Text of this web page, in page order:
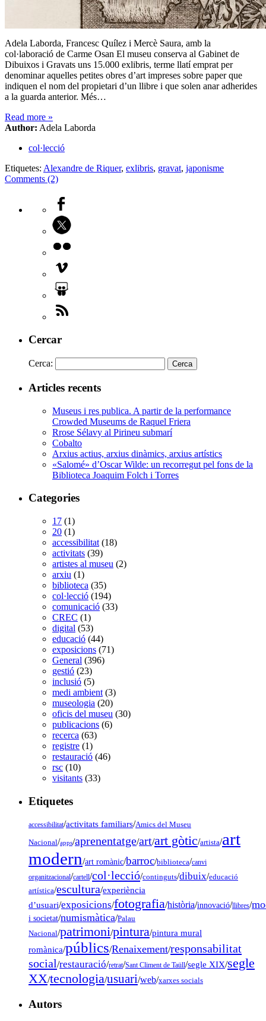
Adela Laborda, Francesc Quílez i Mercè Saura, amb la
col·laboració de Carme Osan El museu conserva al Gabinet de
Dibuixos i Gravats uns 15.000 exlibris, terme llatí emprat per
denominar aquelles petites obres d’art impreses sobre paper que
indiquen el nom del propietari d’un llibre i que solen anar adherides
a la guarda anterior. Més…
Read more »
Author: Adela Laborda
col·lecció
Etiquetes: Alexandre de Riquer, exlibris, gravat, japonisme
Comments (2)
Cercar
Cerca:
Articles recents
Museus i res publica. A partir de la performance
Crowded Museums de Raquel Friera
Rrose Sélavy al Pirineu submarí
Cobalto
Arxius actius, arxius dinàmics, arxius artístics
«Salomé» d’Oscar Wilde: un recorregut pel fons de la
Biblioteca Joaquim Folch i Torres
Categories
17 (1)
20 (1)
accessibilitat (18)
activitats (39)
artistes al museu (2)
arxiu (1)
biblioteca (35)
col·lecció (194)
comunicació (33)
CREC (1)
digital (53)
educació (44)
exposicions (71)
General (396)
gestió (23)
inclusió (5)
medi ambient (3)
museologia (20)
oficis del museu (30)
publicacions (6)
recerca (63)
registre (1)
restauració (46)
rsc (10)
visitants (33)
Etiquetes
accessibilitat/activitats familiars/Amics del Museu
Nacional/apps/aprenentatge/art/art gòtic/artista/art
modern/art romànic/barroc/biblioteca/canvi
organitzacional/cartell/col·lecció/continguts/dibuix/educació
artística/escultura/experiència
d’usuari/exposicions/fotografia/història/innovació/llibres/
i societat/numismàtica/Palau
Nacional/patrimoni/pintura/pintura mural
romànica/públics/Renaixement/responsabilitat
social/restauració/retrat/Sant Climent de Taüll/segle XIX/segle
XX/tecnologia/usuari/web/xarxes socials
Autors